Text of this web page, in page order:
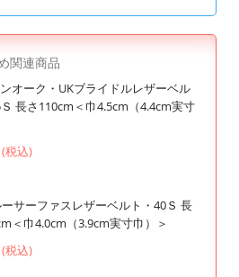
関連商品
オーク・UKブライドルレザーベル
Ｓ 長さ110cm＜巾4.5cm（4.4cm実寸
税込)
ーサーファスレザーベルト・40Ｓ 長
＜巾4.0cm（3.9cm実寸巾）＞
税込)